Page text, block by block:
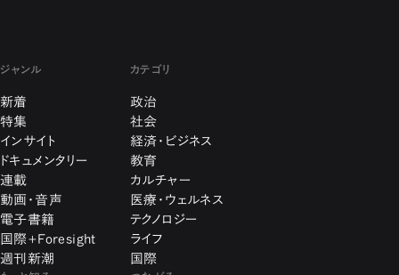
ジャンル
新着
特集
インサイト
ドキュメンタリー
連載
動画・音声
電子書籍
国際+Foresight
週刊新潮
カテゴリ
政治
社会
経済・ビジネス
教育
カルチャー
医療・ウェルネス
テクノロジー
ライフ
国際